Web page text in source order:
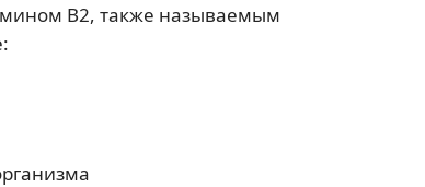
В2, также называемым